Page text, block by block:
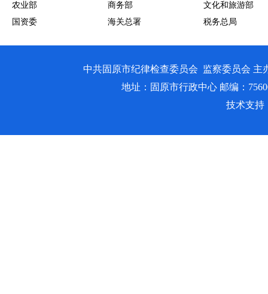
农业部
商务部
文化和旅游部
国资委
海关总署 税务总局
中共固原市纪律检查委员会 监察委员会
地址：固原市行政中心 邮编：
技术支持